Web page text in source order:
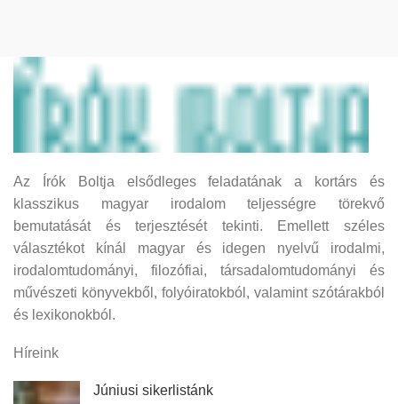
Az Írók Boltja elsődleges feladatának a kortárs és
klasszikus magyar irodalom teljességre törekvő
bemutatását és terjesztését tekinti. Emellett széles
választékot kínál magyar és idegen nyelvű irodalmi,
irodalomtudományi, filozófiai, társadalomtudományi és
művészeti könyvekből, folyóiratokból, valamint szótárakból
és lexikonokból.
Híreink
Júniusi sikerlistánk